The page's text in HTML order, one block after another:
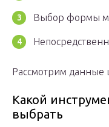
Выбор формы
Рассмотрим данные
Какой
выбрать